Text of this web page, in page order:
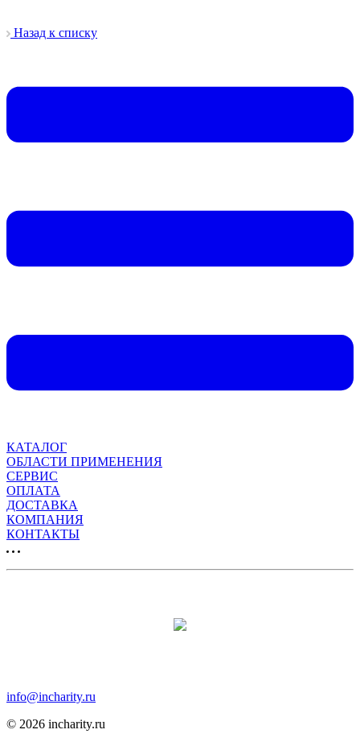
Назад к списку
КАТАЛОГ
ОБЛАСТИ ПРИМЕНЕНИЯ
СЕРВИС
ОПЛАТА
ДОСТАВКА
КОМПАНИЯ
КОНТАКТЫ
info@incharity.ru
© 2026 incharity.ru